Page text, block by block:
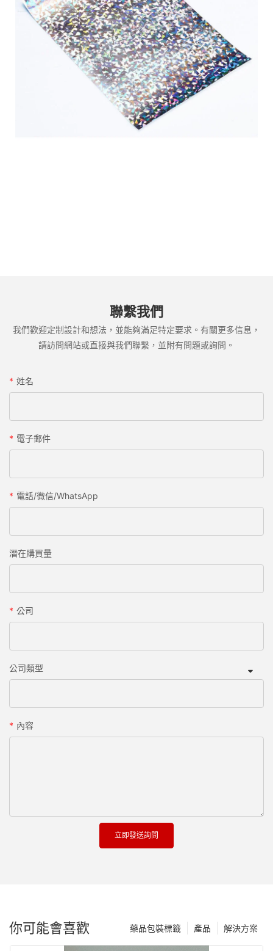
聯繫我們
我們歡迎定制設計和想法，並能夠滿足特定要求。有關更多信息，
請訪問網站或直接與我們聯繫，並附有問題或詢問。
姓名
電子郵件
電話/微信/WhatsApp
潛在購買量
公司
公司類型
內容
立即發送詢問
你可能會喜歡 解決方案
產品
藥品包裝標籤